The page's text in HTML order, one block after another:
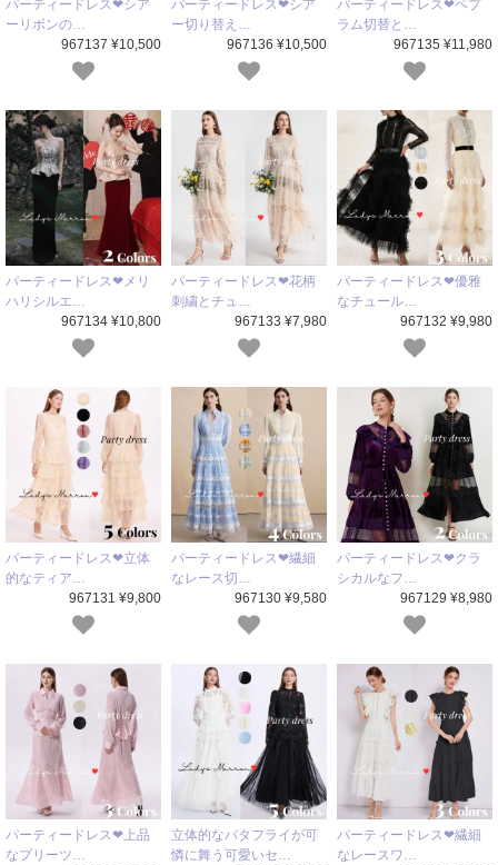
パーティードレス❤シア
ーリボンの…
967137 ¥10,500
パーティードレス❤シア
ー切り替え…
967136 ¥10,500
パーティードレス❤ペプ
ラム切替と…
967135 ¥11,980
パーティードレス❤メリ
ハリシルエ…
967134 ¥10,800
パーティードレス❤花柄
刺繍とチュ…
967133 ¥7,980
パーティードレス❤優雅
なチュール…
967132 ¥9,980
パーティードレス❤立体
的なティア…
967131 ¥9,800
パーティードレス❤繊細
なレース切…
967130 ¥9,580
パーティードレス❤クラ
シカルなフ…
967129 ¥8,980
パーティードレス❤上品
なプリーツ…
立体的なバタフライが可
憐に舞う可愛いセ…
パーティードレス❤繊細
なレースワ…